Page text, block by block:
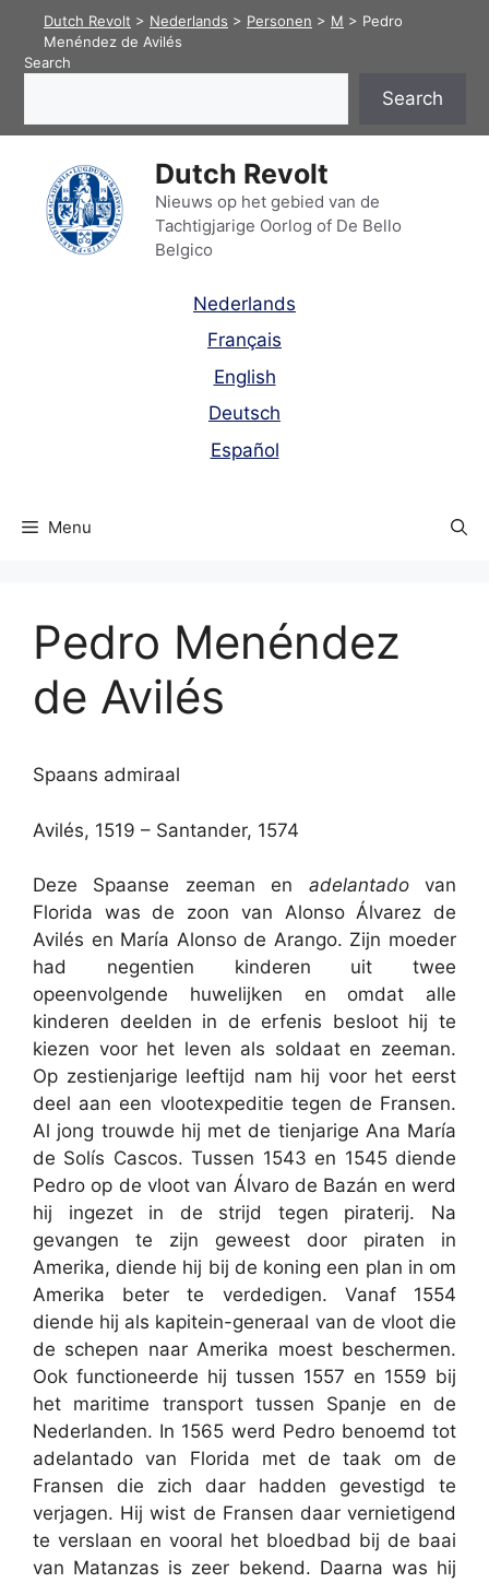
content
Dutch Revolt > Nederlands > Personen > M > Pedro
Menéndez de Avilés
Search
Search
Dutch Revolt
Nieuws op het gebied van de
Tachtigjarige Oorlog of De Bello
Belgico
Nederlands
Français
English
Deutsch
Español
Menu
Pedro Menéndez
de Avilés
Spaans admiraal
Avilés, 1519 – Santander, 1574
Deze Spaanse zeeman en adelantadovan
Florida was de zoon van Alonso Álvarez de
Avilés en María Alonso de Arango. Zijn moeder
had negentien kinderen uit twee
opeenvolgende huwelijken en omdat alle
kinderen deelden in de erfenis besloot hij te
kiezen voor het leven als soldaat en zeeman.
Op zestienjarige leeftijd nam hij voor het eerst
deel aan een vlootexpeditie tegen de Fransen.
Al jong trouwde hij met de tienjarige Ana María
de Solís Cascos. Tussen 1543 en 1545 diende
Pedro op de vloot van Álvaro de Bazán en werd
hij ingezet in de strijd tegen piraterij. Na
gevangen te zijn geweest door piraten in
Amerika, diende hij bij de koning een plan in om
Amerika beter te verdedigen. Vanaf 1554
diende hij als kapitein-generaal van de vloot die
de schepen naar Amerika moest beschermen.
Ook functioneerde hij tussen 1557 en 1559 bij
het maritime transport tussen Spanje en de
Nederlanden. In 1565 werd Pedro benoemd tot
adelantado van Florida met de taak om de
Fransen die zich daar hadden gevestigd te
verjagen. Hij wist de Fransen daar vernietigend
te verslaan en vooral het bloedbad bij de baai
van Matanzas is zeer bekend. Daarna was hij